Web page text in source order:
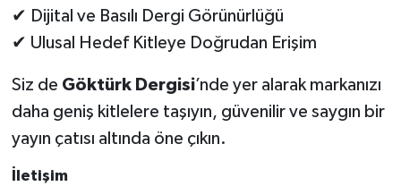
✔ Dijital ve Basılı Dergi Görünürlüğü
✔ Ulusal Hedef Kitleye Doğrudan Erişim
Siz de Göktürk Dergisi’nde yer alarak markanızı
daha geniş kitlelere taşıyın, güvenilir ve saygın bir
yayın çatısı altında öne çıkın.
İletişim